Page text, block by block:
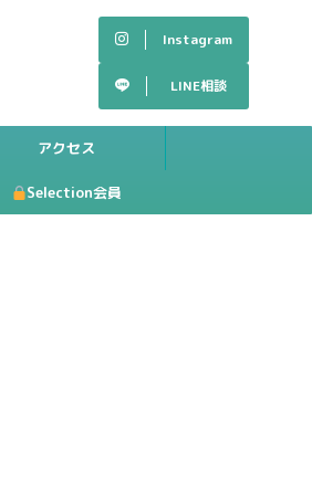
Instagram
LINE相談
アクセス
Selection会員